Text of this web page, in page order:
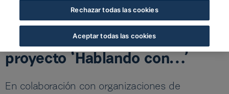
La Fundación Cofares celebra
el segundo aniversario del
proyecto ‘Hablando con…’
En colaboración con organizaciones de
Rechazar todas las cookies
Aceptar todas las cookies